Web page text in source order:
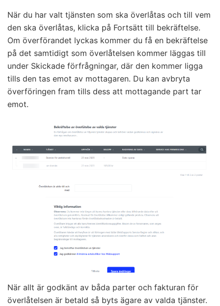
När du har valt tjänsten som ska överlåtas och till vem
den ska överlåtas, klicka på Fortsätt till bekräftelse.
Om överförandet lyckas kommer du få en bekräftelse
på det samtidigt som överlåtelsen kommer läggas till
under Skickade förfrågningar, där den kommer ligga
tills den tas emot av mottagaren. Du kan avbryta
överföringen fram tills dess att mottagande part tar
emot.
När allt är godkänt av båda parter och fakturan för
överlåtelsen är betald så byts ägare av valda tjänster.